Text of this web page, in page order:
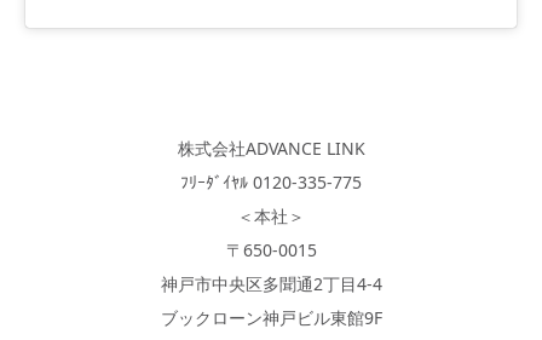
株式会社ADVANCE LINK
ﾌﾘｰﾀﾞｲﾔﾙ 0120-335-775
＜本社＞
〒650-0015
神戸市中央区多聞通2丁目4-4
ブックローン神戸ビル東館9F